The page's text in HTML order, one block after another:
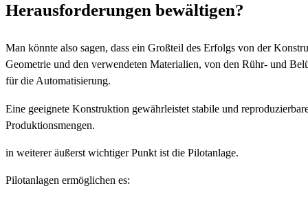
Herausforderungen bewältigen?
Man könnte also sagen, dass ein Großteil des Erfolgs von der
Geometrie und den verwendeten Materialien, von den Rühr- und
für die Automatisierung.
Eine geeignete Konstruktion gewährleistet stabile und
Produktionsmengen.
in weiterer äußerst wichtiger Punkt ist die Pilotanlage.
Pilotanlagen ermöglichen es: